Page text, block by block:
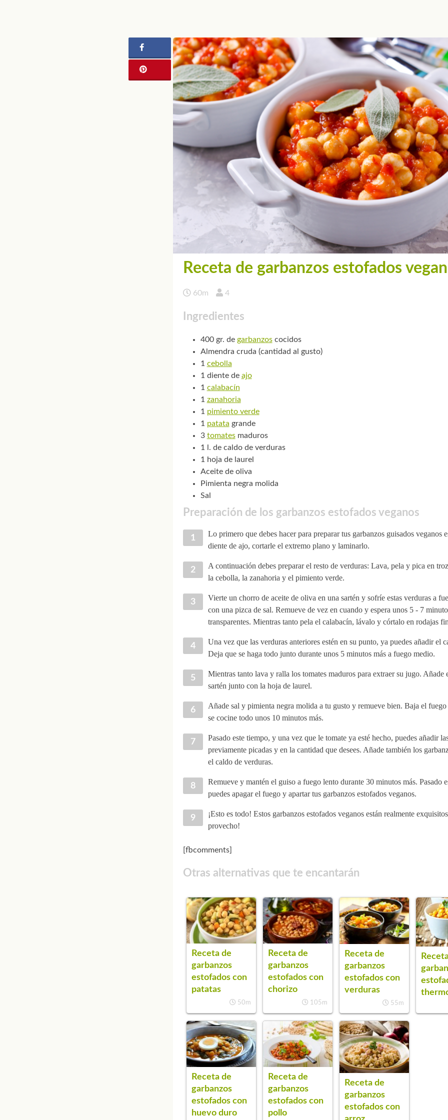
Receta de garbanzos estofados
60m 4
Ingredientes
400 gr. de garbanzoscocidos
Almendra cruda (cantidad al gusto)
1 cebolla
1 diente de ajo
1 calabacín
1 zanahoria
1 pimiento verde
1 patata grande
3 tomatesmaduros
1 l. de caldo de verduras
1 hoja de laurel
Aceite de oliva
Pimienta negra molida
Sal
Preparación de los garbanzos estofados veganos
Lo primero que debes hacer para preparar tus garbanzos guisados veganos
diente de ajo, cortarle el extremo plano y laminarlo.
A continuación debes preparar el resto de verduras: Lava, pela y pica en
la cebolla, la zanahoria y el pimiento verde.
Vierte un chorro de aceite de oliva en una sartén y sofríe estas verduras a
con una pizca de sal. Remueve de vez en cuando y espera unos 5 - 7
transparentes. Mientras tanto pela el calabacín, lávalo y córtalo en rodajas
Una vez que las verduras anteriores estén en su punto, ya puedes añadir el
Deja que se haga todo junto durante unos 5 minutos más a fuego medio.
Mientras tanto lava y ralla los tomates maduros para extraer su jugo. Añade
sartén junto con la hoja de laurel.
Añade sal y pimienta negra molida a tu gusto y remueve bien. Baja el
se cocine todo unos 10 minutos más.
Pasado este tiempo, y una vez que le tomate ya esté hecho, puedes añadir
previamente picadas y en la cantidad que desees. Añade también los
el caldo de verduras.
Remueve y mantén el guiso a fuego lento durante 30 minutos más. Pasado
puedes apagar el fuego y apartar tus garbanzos estofados veganos.
¡Esto es todo! Estos garbanzos estofados veganos están realmente
provecho!
[fbcomments]
Otras alternativas que te encantarán
Receta de
garbanzos
estofados con
patatas
50m
Receta de
garbanzos
estofados con
chorizo
105m
Receta de
garbanzos
estofados con
verduras
55m
Receta de
garbanzos
estofados con
huevo duro
Receta de
garbanzos
estofados con
pollo
Receta de
garbanzos
estofados con